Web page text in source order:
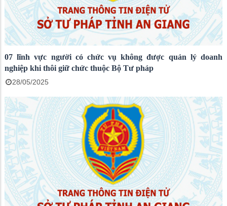
07 lĩnh vực người có chức vụ không được quản lý doanh
nghiệp khi thôi giữ chức thuộc Bộ Tư pháp
28/05/2025